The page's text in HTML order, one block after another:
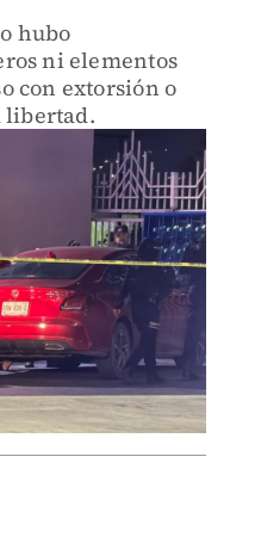
hubo
ni elementos
con extorsión o
libertad.